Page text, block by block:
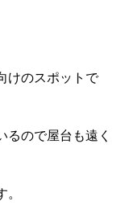
けのスポットで
るので屋台も遠く